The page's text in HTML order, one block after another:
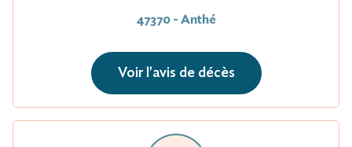
47370 - Anthé
Voir l'avis de décès